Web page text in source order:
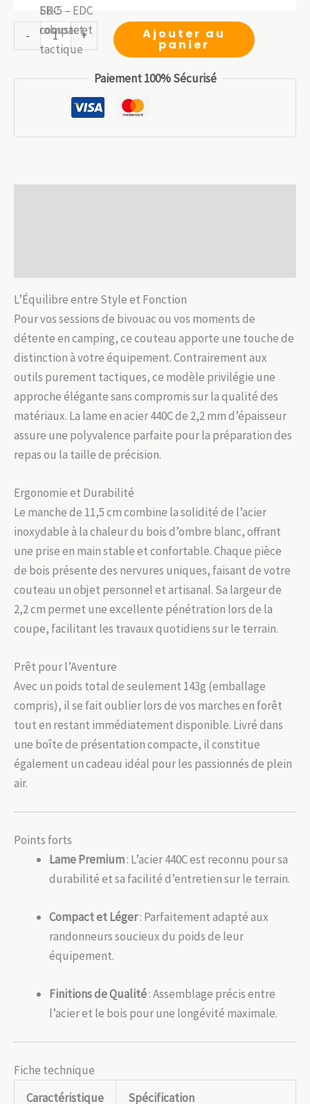
initial actuel
est :
-
quantité
de
Acier
+ Ajouter au
panier
Paiement 100% Sécurisé
L’Équilibre entre Style et Fonction
Pour vos sessions de bivouac ou vos moments de
détente en camping, ce couteau apporte une touche de
distinction à votre équipement. Contrairement aux
outils purement tactiques, ce modèle privilégie une
approche élégante sans compromis sur la qualité des
matériaux. La lame en acier 440C de 2,2 mm d’épaisseur
assure une polyvalence parfaite pour la préparation des
repas ou la taille de précision.
Ergonomie et Durabilité
Le manche de 11,5 cm combine la solidité de l’acier
inoxydable à la chaleur du bois d’ombre blanc, offrant
une prise en main stable et confortable. Chaque pièce
de bois présente des nervures uniques, faisant de votre
couteau un objet personnel et artisanal. Sa largeur de
2,2 cm permet une excellente pénétration lors de la
coupe, facilitant les travaux quotidiens sur le terrain.
Prêt pour l’Aventure
Avec un poids total de seulement 143g (emballage
compris), il se fait oublier lors de vos marches en forêt
tout en restant immédiatement disponible. Livré dans
une boîte de présentation compacte, il constitue
également un cadeau idéal pour les passionnés de plein
air.
Points forts
Lame Premium: L’acier 440C est reconnu pour sa
durabilité et sa facilité d’entretien sur le terrain.
Compact et Léger: Parfaitement adapté aux
randonneurs soucieux du poids de leur
équipement.
Finitions de Qualité: Assemblage précis entre
l’acier et le bois pour une longévité maximale.
Fiche technique
Caractéristique
Spécification